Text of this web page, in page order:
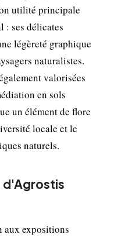
utilité principale
: ses délicates
légèreté graphique
naturalistes.
valorisées
en sols
un élément de flore
locale et le
naturels.
d'Agrostis
aux expositions